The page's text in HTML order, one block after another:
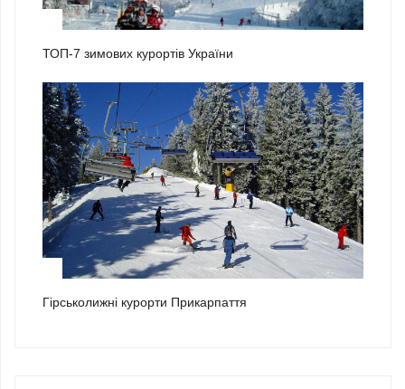
ТОП-7 зимових курортів України
Гірськолижні курорти Прикарпаття